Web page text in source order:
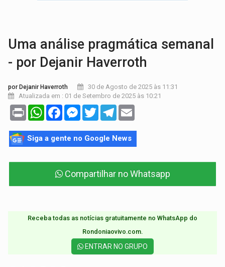
Uma análise pragmática semanal
- por Dejanir Haverroth
por Dejanir Haverroth
30 de Agosto de 2025 às 11:31
Atualizada em : 01 de Setembro de 2025 às 10:21
Print WhatsAppFacebookMessenger
TwitterTelegram
Siga a gente no Google News
Compartilhar no Whatsapp
Receba todas as notícias gratuitamente no WhatsApp do
Rondoniaovivo.com.​
ENTRAR NO GRUPO